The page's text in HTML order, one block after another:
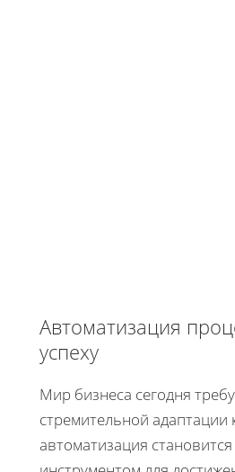
Автоматизация
успеху
Мир бизнеса сегодня
стремительной адаптации
автоматизация